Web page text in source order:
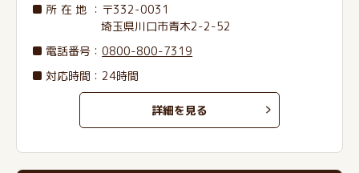
所在地 ：〒332-0031
埼玉県川口市青木2-2-52
電話番号 ：0800-800-7319
対応時間：24時間
詳細を見る